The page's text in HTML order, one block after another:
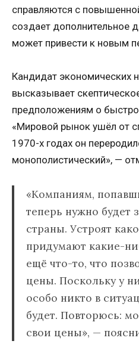
справляются с
создает дополнительное
может привести к новым
Кандидат экономических
высказывает
предположениям о
«Мировой рынок ушёл от
1970-х годах он
монополистический», —
«Компаниям,
теперь нужно будет
страны. Устроят
придумают какие-
ещё что-то, что
цены. Поскольку у
особо никто в
будет. Повторюсь:
свои цены», —